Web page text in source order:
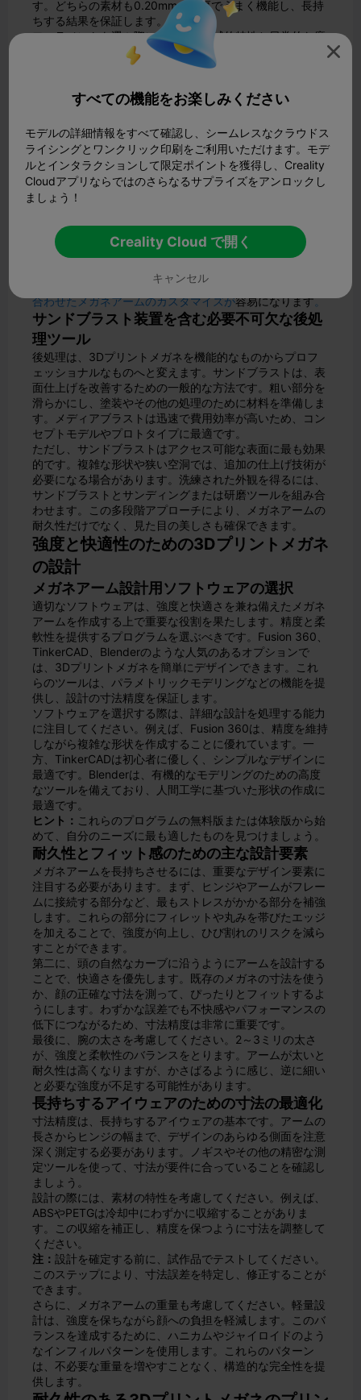
す。どちらの素材も0.20mmの層厚でうまく機能し、長持
ちする結果を保証します。
フィラメントを選ぶ際には、その機械的特性と日常的な磨
耗への対応を考慮してください。ABSは強靭で理想的です
が、PETGはややソフトな感触で長時間の使用にも快適で
めに、サンディングや塗装などの後処理が可能です。
プロ品質のメガネアームを実現するには、特定の機能を備
えた3Dプリンタが必要です。精度が重要なので、レイヤ
ーの高さが0.1～0.2 mmの高解像度プリントに対応したプ
リンターを探しましょう。これにより、滑らかな表面と正
確な寸法が保証されます。
果的です。層ごとにパーツを造形するため、複雑なデザイ
ンでも一貫した結果を得ることができます。さらに、加熱
されたビルドプレートと密閉された印刷チャンバーが温度
上させます。これらの機能により、
合わせたメガネアームのカスタマイズが容易になります。
サンドブラスト装置を含む必要不可欠な後処
理ツール
後処理は、3Dプリントメガネを機能的なものからプロフ
ェッショナルなものへと変えます。サンドブラストは、表
面仕上げを改善するための一般的な方法です。粗い部分を
滑らかにし、塗装やその他の処理のために材料を準備しま
す。メディアブラストは迅速で費用効率が高いため、コン
セプトモデルやプロトタイプに最適です。
ただし、サンドブラストはアクセス可能な表面に最も効果
的です。複雑な形状や狭い空洞では、追加の仕上げ技術が
必要になる場合があります。洗練された外観を得るには、
サンドブラストとサンディングまたは研磨ツールを組み合
わせます。この多段階アプローチにより、メガネアームの
耐久性だけでなく、見た目の美しさも確保できます。
強度と快適性のための3Dプリントメガネ
の設計
メガネアーム設計用ソフトウェアの選択
適切なソフトウェアは、強度と快適さを兼ね備えたメガネ
アームを作成する上で重要な役割を果たします。精度と柔
軟性を提供するプログラムを選ぶべきです。Fusion 360、
TinkerCAD、Blenderのような人気のあるオプションで
は、3Dプリントメガネを簡単にデザインできます。これ
らのツールは、パラメトリックモデリングなどの機能を提
供し、設計の寸法精度を保証します。
ソフトウェアを選択する際は、詳細な設計を処理する能力
に注目してください。例えば、Fusion 360は、精度を維持
しながら複雑な形状を作成することに優れています。一
方、TinkerCADは初心者に優しく、シンプルなデザインに
最適です。Blenderは、有機的なモデリングのための高度
なツールを備えており、人間工学に基づいた形状の作成に
最適です。
ヒント： これらのプログラムの無料版または体験版から始
めて、自分のニーズに最も適したものを見つけましょう。
耐久性とフィット感のための主な設計要素
メガネアームを長持ちさせるには、重要なデザイン要素に
注目する必要があります。まず、ヒンジやアームがフレー
ムに接続する部分など、最もストレスがかかる部分を補強
します。これらの部分にフィレットや丸みを帯びたエッジ
を加えることで、強度が向上し、ひび割れのリスクを減ら
すことができます。
第二に、頭の自然なカーブに沿うようにアームを設計する
ことで、快適さを優先します。既存のメガネの寸法を使う
か、顔の正確な寸法を測って、ぴったりとフィットするよ
うにします。わずかな誤差でも不快感やパフォーマンスの
低下につながるため、寸法精度は非常に重要です。
最後に、腕の太さを考慮してください。2～3ミリの太さ
が、強度と柔軟性のバランスをとります。アームが太いと
耐久性は高くなりますが、かさばるように感じ、逆に細い
と必要な強度が不足する可能性があります。
長持ちするアイウェアのための寸法の最適化
寸法精度は、長持ちするアイウェアの基本です。アームの
長さからヒンジの幅まで、デザインのあらゆる側面を注意
深く測定する必要があります。ノギスやその他の精密な測
定ツールを使って、寸法が要件に合っていることを確認し
ましょう。
設計の際には、素材の特性を考慮してください。例えば、
ABSやPETGは冷却中にわずかに収縮することがありま
す。この収縮を補正し、精度を保つように寸法を調整して
ください。
注： 設計を確定する前に、試作品でテストしてください。
このステップにより、寸法誤差を特定し、修正することが
できます。
さらに、メガネアームの重量も考慮してください。軽量設
計は、強度を保ちながら顔への負担を軽減します。このバ
ランスを達成するために、ハニカムやジャイロイドのよう
なインフィルパターンを使用します。これらのパターン
は、不必要な重量を増やすことなく、構造的な完全性を提
供します。

すべての機能をお楽しみください
モデルの詳細情報をすべて確認し、シームレスなクラウドス
ライシングとワンクリック印刷をご利用いただけます。モデ
ルとインタラクションして限定ポイントを獲得し、Creality
Cloudアプリならではのさらなるサプライズをアンロックし
ましょう！
Creality Cloud で開く
キャンセル